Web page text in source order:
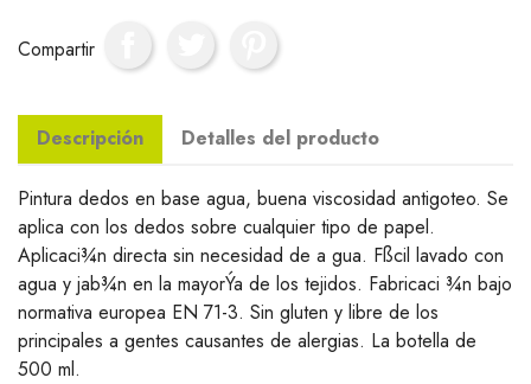
Compartir
Descripción Detalles del producto
Pintura dedos en base agua, buena viscosidad antigoteo. Se
aplica con los dedos sobre cualquier tipo de papel.
Aplicaci¾n directa sin necesidad de a gua. Fßcil lavado con
agua y jab¾n en la mayorÝa de los tejidos. Fabricaci ¾n bajo
normativa europea EN 71-3. Sin gluten y libre de los
principales a gentes causantes de alergias. La botella de
500 ml.